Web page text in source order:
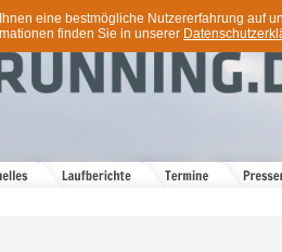
eine bestmögliche Nutzererfahrung auf
finden Sie in unserer